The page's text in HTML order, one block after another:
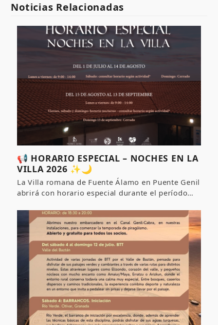
Noticias Relacionadas
📢 HORARIO ESPECIAL – NOCHES EN LA
VILLA 2026 ✨🌙
La Villa romana de Fuente Álamo en Puente Genil
abrirá con horario especial durante el período…